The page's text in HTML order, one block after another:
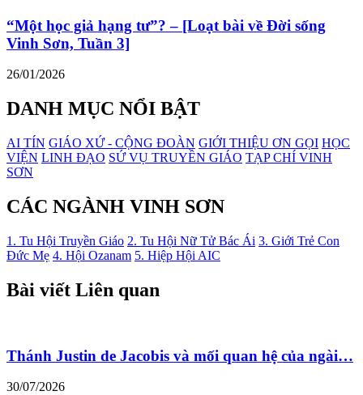
“Một học giả hạng tư”? – [Loạt bài về Đời sống
Vinh Sơn, Tuần 3]
26/01/2026
DANH MỤC NỔI BẬT
AI TÍN GIÁO XỨ - CỘNG ĐOÀN GIỚI THIỆU ƠN GỌI HỌC
VIỆN LINH ĐẠO SỨ VỤ TRUYỀN GIÁO TẠP CHÍ VINH
SƠN
CÁC NGÀNH VINH SƠN
1. Tu Hội Truyền Giáo 2. Tu Hội Nữ Tử Bác Ái 3. Giới Trẻ Con
Đức Mẹ 4. Hội Ozanam 5. Hiệp Hội AIC
Bài viết Liên quan
Thánh Justin de Jacobis và mối quan hệ của ngài…
30/07/2026